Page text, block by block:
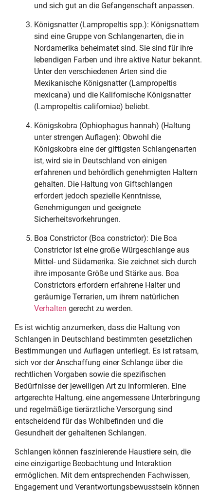
und sich gut an die Gefangenschaft anpassen.
Königsnatter (Lampropeltis spp.): Königsnattern
sind eine Gruppe von Schlangenarten, die in
Nordamerika beheimatet sind. Sie sind für ihre
lebendigen Farben und ihre aktive Natur bekannt.
Unter den verschiedenen Arten sind die
Mexikanische Königsnatter (Lampropeltis
mexicana) und die Kalifornische Königsnatter
(Lampropeltis californiae) beliebt.
Königskobra (Ophiophagus hannah) (Haltung
unter strengen Auflagen): Obwohl die
Königskobra eine der giftigsten Schlangenarten
ist, wird sie in Deutschland von einigen
erfahrenen und behördlich genehmigten Haltern
gehalten. Die Haltung von Giftschlangen
erfordert jedoch spezielle Kenntnisse,
Genehmigungen und geeignete
Sicherheitsvorkehrungen.
Boa Constrictor (Boa constrictor): Die Boa
Constrictor ist eine große Würgeschlange aus
Mittel- und Südamerika. Sie zeichnet sich durch
ihre imposante Größe und Stärke aus. Boa
Constrictors erfordern erfahrene Halter und
geräumige Terrarien, um ihrem natürlichen
Verhalten gerecht zu werden.
Es ist wichtig anzumerken, dass die Haltung von
Schlangen in Deutschland bestimmten gesetzlichen
Bestimmungen und Auflagen unterliegt. Es ist ratsam,
sich vor der Anschaffung einer Schlange über die
rechtlichen Vorgaben sowie die spezifischen
Bedürfnisse der jeweiligen Art zu informieren. Eine
artgerechte Haltung, eine angemessene Unterbringung
und regelmäßige tierärztliche Versorgung sind
entscheidend für das Wohlbefinden und die
Gesundheit der gehaltenen Schlangen.
Schlangen können faszinierende Haustiere sein, die
eine einzigartige Beobachtung und Interaktion
ermöglichen. Mit dem entsprechenden Fachwissen,
Engagement und Verantwortungsbewusstsein können